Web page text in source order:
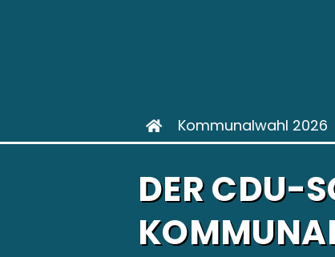
Kommunalwahl 2026
DER CDU-